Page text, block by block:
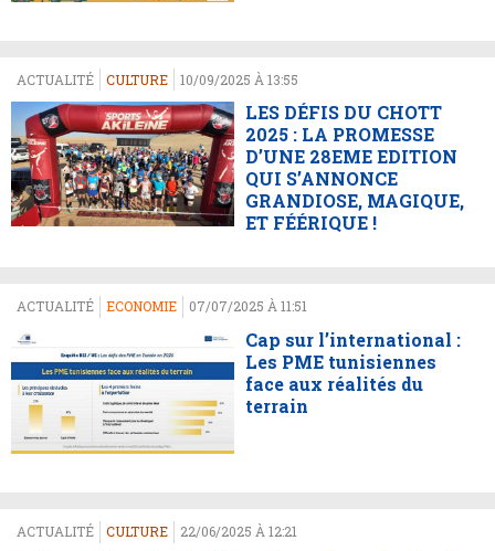
ACTUALITÉ CULTURE 10/09/2025 À 13:55
LES DÉFIS DU CHOTT
2025 : LA PROMESSE
D’UNE 28EME EDITION
QUI S’ANNONCE
GRANDIOSE, MAGIQUE,
ET FÉÉRIQUE !
ACTUALITÉ ECONOMIE 07/07/2025 À 11:51
Cap sur l’international :
Les PME tunisiennes
face aux réalités du
terrain
ACTUALITÉ CULTURE 22/06/2025 À 12:21